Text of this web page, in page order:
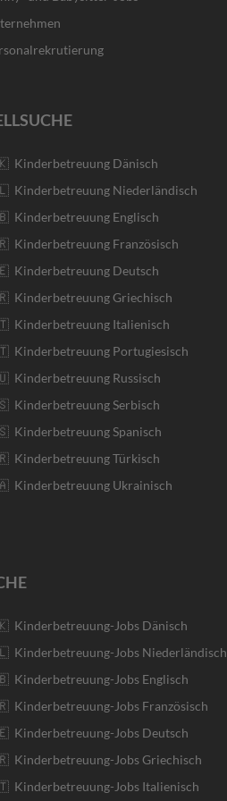
Kinderbetreuung Dänisch
Kinderbetreuung Niederländisch
Kinderbetreuung Englisch
Kinderbetreuung Französisch
Kinderbetreuung Deutsch
Kinderbetreuung Griechisch
Kinderbetreuung Italienisch
Kinderbetreuung Portugiesisch
Kinderbetreuung Russisch
Kinderbetreuung Serbisch
Kinderbetreuung Spanisch
Kinderbetreuung Türkisch
Kinderbetreuung Ukrainisch
Kinderbetreuung-Jobs Dänisch
Kinderbetreuung-Jobs Niederländisch
Kinderbetreuung-Jobs Englisch
Kinderbetreuung-Jobs Französisch
Kinderbetreuung-Jobs Deutsch
Kinderbetreuung-Jobs Griechisch
Kinderbetreuung-Jobs Italienisch